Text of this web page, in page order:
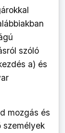
szóló
a) és
mozgás és
személyek